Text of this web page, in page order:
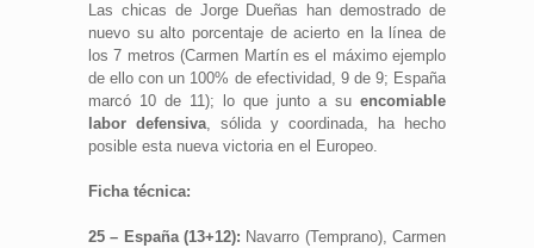
Las chicas de Jorge Dueñas han demostrado de
nuevo su alto porcentaje de acierto en la línea de
los 7 metros (Carmen Martín es el máximo ejemplo
de ello con un 100% de efectividad, 9 de 9; España
marcó 10 de 11); lo que junto a su encomiable
labor defensiva, sólida y coordinada, ha hecho
posible esta nueva victoria en el Europeo.
Ficha técnica:
25 – España (13+12): Navarro (Temprano), Carmen